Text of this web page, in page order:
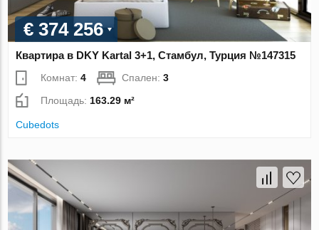
€ 374 256
Квартира в DKY Kartal 3+1, Стамбул, Турция №147315
Комнат:4 Спален:3
Площадь: 163.29 м²
Cubedots